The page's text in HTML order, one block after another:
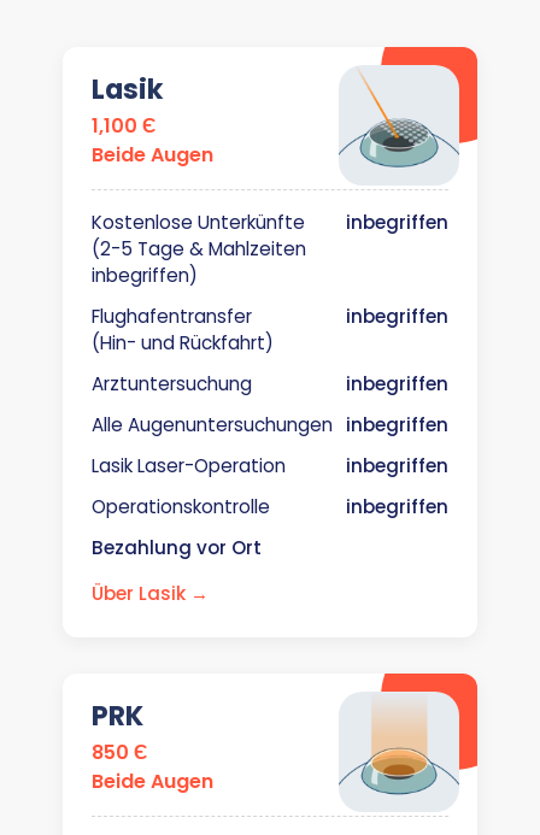
Lasik
1,100 Є
Beide Augen
Kostenlose Unterkünfte
(2-5 Tage & Mahlzeiten
inbegriffen)
inbegriffen
Flughafentransfer
(Hin- und Rückfahrt)
inbegriffen
Arztuntersuchung
inbegriffen
Alle Augenuntersuchungen inbegriffen
Lasik Laser-Operation
inbegriffen
Operationskontrolle
inbegriffen
Bezahlung vor Ort
Über Lasik →
PRK
850 Є
Beide Augen